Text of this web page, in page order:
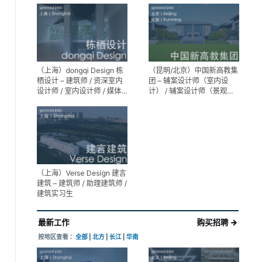
（上海）dongqi Design 栋
栖设计 – 建筑师 / 资深室内
设计师 / 室内设计师 / 媒体
生（常年招聘）
（昆明/北京）中国新高教集
团 – 辅案设计师（室内设
计） / 辅案设计师（景观设
（上海）Verse Design 建言
建筑 – 建筑师 / 助理建筑师 /
建筑实习生
最新工作 购买招聘 →
按地区查看 ： 全部 北方 长江 华南